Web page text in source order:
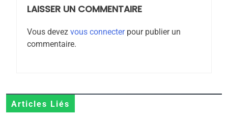
LAISSER UN COMMENTAIRE
Vous devez vous connecterpour publier un
commentaire.
Articles Liés
MA JUDAÏTE par Thérèse
ISRAÉL JUDAISME
7
8